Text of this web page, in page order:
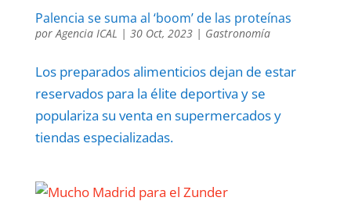
Palencia se suma al ‘boom’ de las proteínas
porAgencia ICAL | 30 Oct, 2023| Gastronomía
Los preparados alimenticios dejan de estar
reservados para la élite deportiva y se
populariza su venta en supermercados y
tiendas especializadas.